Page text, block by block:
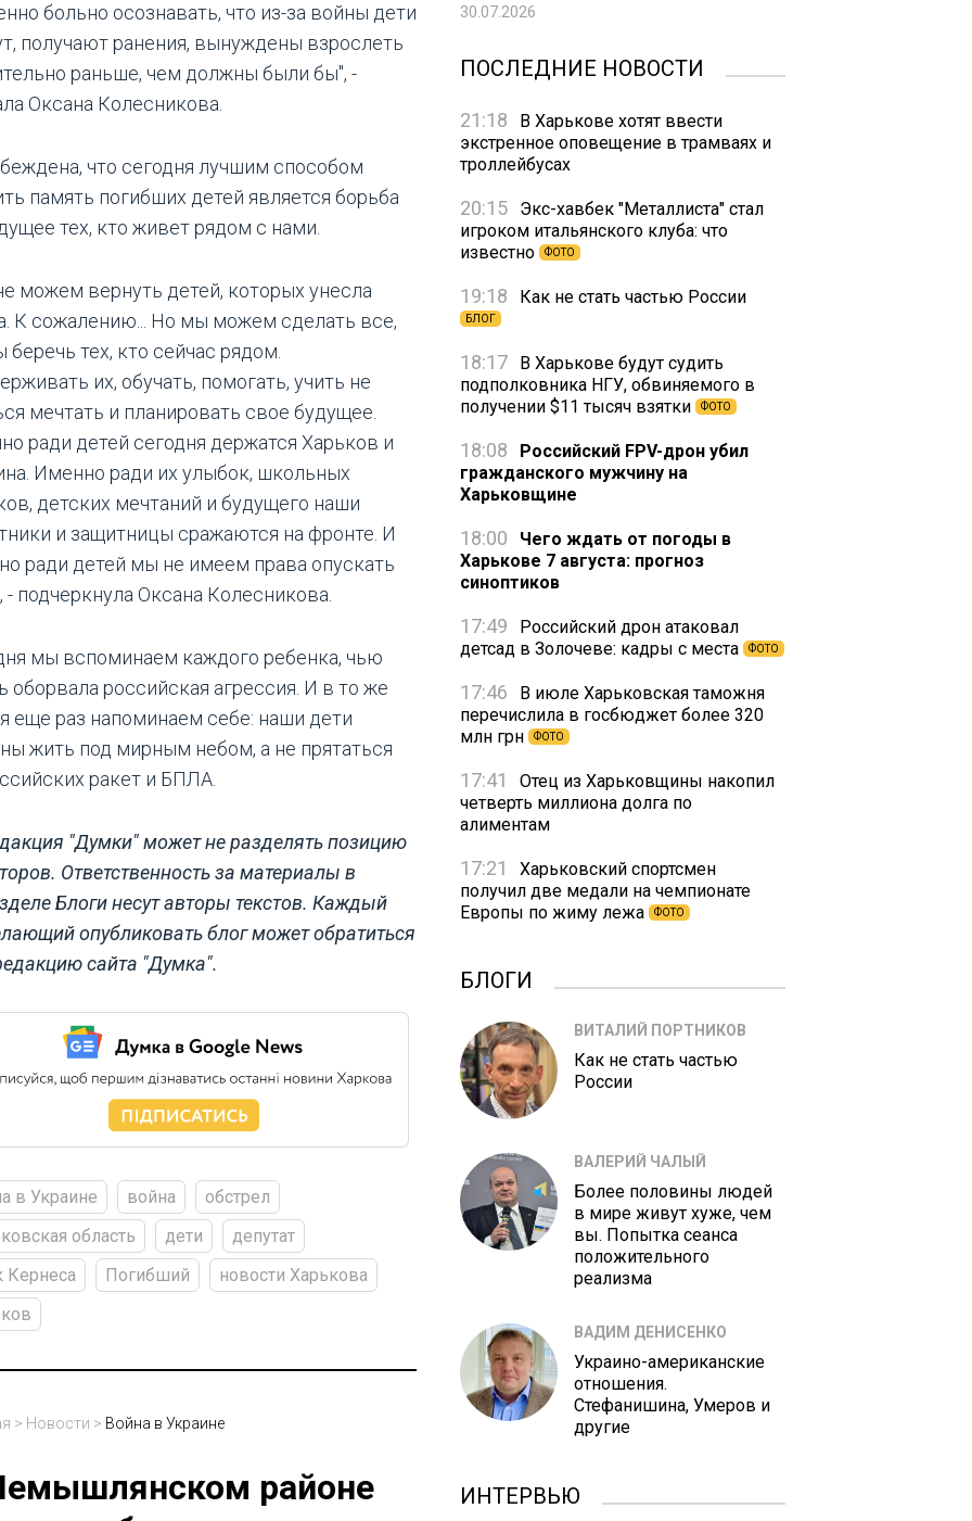
больно осознавать, что из-за войны дети
получают ранения, вынуждены взрослеть
раньше, чем должны были бы", -
Оксана Колесникова.
что сегодня лучшим способом
память погибших детей является борьба
тех, кто живет рядом с нами.
можем вернуть детей, которых унесла
К сожалению... Но мы можем сделать все,
беречь тех, кто сейчас рядом.
их, обучать, помогать, учить не
мечтать и планировать свое будущее.
ради детей сегодня держатся Харьков и
Именно ради их улыбок, школьных
детских мечтаний и будущего наши
и защитницы сражаются на фронте. И
ради детей мы не имеем права опускать
- подчеркнула Оксана Колесникова.
мы вспоминаем каждого ребенка, чью
оборвала российская агрессия. И в то же
еще раз напоминаем себе: наши дети
жить под мирным небом, а не прятаться
ракет и БПЛА.
"Думки" может не разделять позицию
Ответственность за материалы в
Блоги несут авторы текстов. Каждый
опубликовать блог может обратиться
сайта "Думка".
в Украине война
обстрел
область
дети
депутат
Кернеса
Погибший
новости Харькова
> Новости > Война в Украине
районе
30.07.2026
ПОСЛЕДНИЕ НОВОСТИ
21:18
В Харькове хотят ввести
экстренное оповещение в трамваях и
троллейбусах
20:15
Экс-хавбек "Металлиста" стал
игроком итальянского клуба: что
известно
ФОТО
19:18 Как не стать частью России
БЛОГ
18:17
В Харькове будут судить
подполковника НГУ, обвиняемого в
получении $11 тысяч взятки
ФОТО
18:08
Российский FPV-дрон убил
гражданского мужчину на
Харьковщине
18:00
Чего ждать от погоды в
Харькове 7 августа: прогноз
синоптиков
17:49
Российский дрон атаковал
детсад в Золочеве: кадры с места
ФОТО
17:46
В июле Харьковская таможня
перечислила в госбюджет более 320
млн грн
ФОТО
17:41
Отец из Харьковщины накопил
четверть миллиона долга по
алиментам
17:21
Харьковский спортсмен
получил две медали на чемпионате
Европы по жиму лежа
ФОТО
БЛОГИ
ВИТАЛИЙ ПОРТНИКОВ
Как не стать частью
России
ВАЛЕРИЙ ЧАЛЫЙ
Более половины людей
в мире живут хуже, чем
вы. Попытка сеанса
положительного
реализма
ВАДИМ ДЕНИСЕНКО
Украино-американские
отношения.
Стефанишина, Умеров и
другие
ИНТЕРВЬЮ